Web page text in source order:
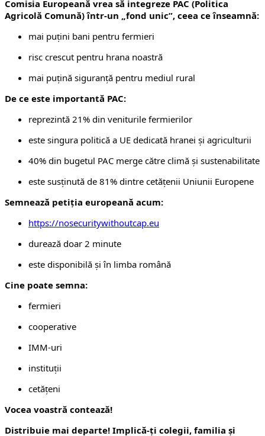
Comisia Europeană vrea să integreze PAC (Politica
Agricolă Comună) într-un „fond unic”, ceea ce înseamnă:
mai puțini bani pentru fermieri
risc crescut pentru hrana noastră
mai puțină siguranță pentru mediul rural
De ce este importantă PAC:
reprezintă 21% din veniturile fermierilor
este singura politică a UE dedicată hranei și agriculturii
40% din bugetul PAC merge către climă și sustenabilitate
este susținută de 81% dintre cetățenii Uniunii Europene
Semnează petiția europeană acum:
https://nosecuritywithoutcap.eu
durează doar 2 minute
este disponibilă și în limba română
Cine poate semna:
fermieri
cooperative
IMM-uri
instituții
cetățeni
Vocea voastră contează!
Distribuie mai departe! Implică-ți colegii, familia și